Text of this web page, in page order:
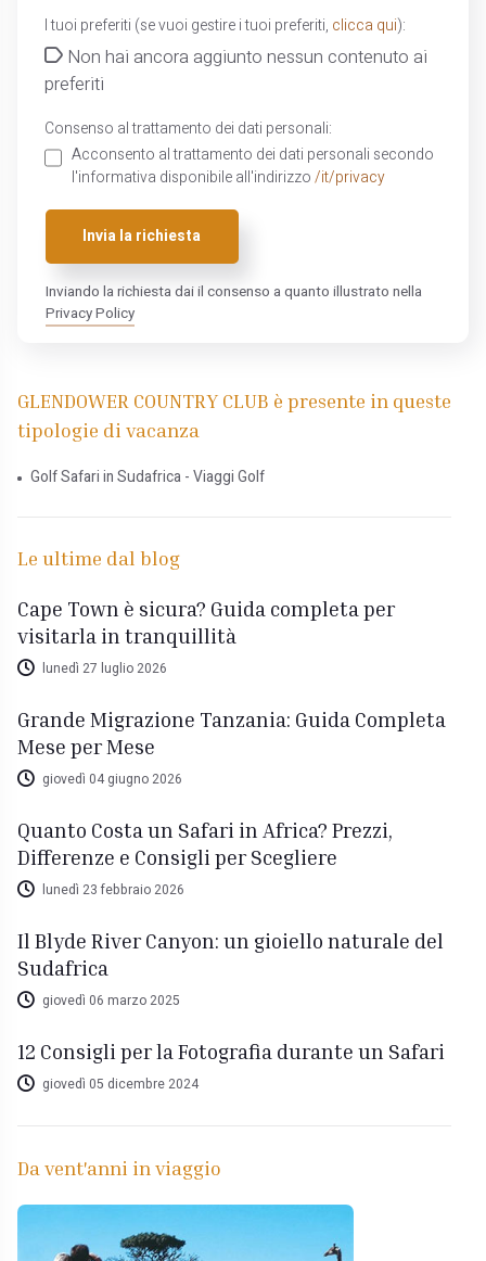
I tuoi preferiti (se vuoi gestire i tuoi preferiti, clicca qui):
Non hai ancora aggiunto nessun contenuto ai
preferiti
Consenso al trattamento dei dati personali:
Acconsento al trattamento dei dati personali secondo
l'informativa disponibile all'indirizzo /it/privacy
Invia la richiesta
Inviando la richiesta dai il consenso a quanto illustrato nella
Privacy Policy
GLENDOWER COUNTRY CLUB è presente in queste
tipologie di vacanza
Golf Safari in Sudafrica - Viaggi Golf
Le ultime dal blog
Cape Town è sicura? Guida completa per
visitarla in tranquillità
lunedì 27 luglio 2026
Grande Migrazione Tanzania: Guida Completa
Mese per Mese
giovedì 04 giugno 2026
Quanto Costa un Safari in Africa? Prezzi,
Differenze e Consigli per Scegliere
lunedì 23 febbraio 2026
Il Blyde River Canyon: un gioiello naturale del
Sudafrica
giovedì 06 marzo 2025
12 Consigli per la Fotografia durante un Safari
giovedì 05 dicembre 2024
Da vent'anni in viaggio